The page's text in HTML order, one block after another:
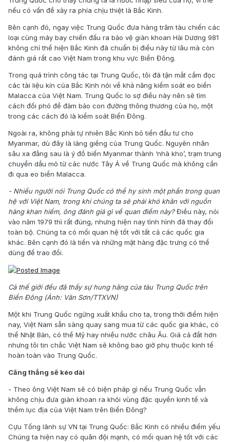
nếu có vấn đề xảy ra phía chịu thiệt là Bắc Kinh.
Bên cạnh đó, ngay việc Trung Quốc đưa hàng trăm tàu chiến các
loại cùng máy bay chiến đấu ra bảo vệ giàn khoan Hải Dương 981
không chỉ thể hiện Bắc Kinh đã chuẩn bị điều này từ lâu mà còn
đánh giá rất cao Việt Nam trong khu vực Biển Đông.
Trong quá trình công tác tại Trung Quốc, tôi đã tận mắt cầm đọc
các tài liệu kín của Bắc Kinh nói về khả năng kiểm soát eo biển
Malacca của Việt Nam. Trung Quốc lo sợ điều này nên sẽ tìm
cách đối phó để đảm bảo con đường thông thương của họ, một
trong các cách đó là kiểm soát Biển Đông.
Ngoài ra, không phải tự nhiên Bắc Kinh bỏ tiền đầu tư cho
Myanmar, dù đây là láng giềng của Trung Quốc. Nguyên nhân
sâu xa đằng sau là ý đồ biến Myanmar thành ‘nhà kho’, trạm trung
chuyển dầu mỏ từ các nước Tây Á về Trung Quốc mà không cần
đi qua eo biển Malacca.
- Nhiều người nói Trung Quốc có thể hy sinh một phần trong quan
hệ với Việt Nam, trong khi chúng ta sẽ phải khó khăn với nguồn
hàng khan hiếm, ông đánh giá gì về quan điểm này?Điều này, nói
vào năm 1979 thì rất đúng, nhưng hiện nay tình hình đã thay đổi
toàn bộ. Chúng ta có mối quan hệ tốt với tất cả các quốc gia
khác. Bên cạnh đó là tiền và những mặt hàng đặc trưng có thể
dùng để trao đổi.
Cả thế giới đều đã thấy sự hung hăng của tàu Trung Quốc trên
Biển Đông (Ảnh: Văn Sơn/TTXVN)
Một khi Trung Quốc ngừng xuất khẩu cho ta, trong thời điểm hiện
nay, Việt Nam sẵn sàng quay sang mua từ các quốc gia khác, có
thể Nhật Bản, có thể Mỹ hay nhiều nước châu Âu. Giá cả đắt hơn
nhưng tôi tin chắc Việt Nam sẽ không bao giờ phụ thuộc kinh tế
hoàn toàn vào Trung Quốc.
Căng thẳng sẽ kéo dài
- Theo ông Việt Nam sẽ có biện pháp gì nếu Trung Quốc vẫn
không chịu đưa giàn khoan ra khỏi vùng đặc quyền kinh tế và
thềm lục địa của Việt Nam trên Biển Đông?
Cựu Tổng lãnh sự VN tại Trung Quốc: Bắc Kinh có nhiều điểm yếu
Chúng ta hiện nay có quân đội mạnh, có mối quan hệ tốt với các